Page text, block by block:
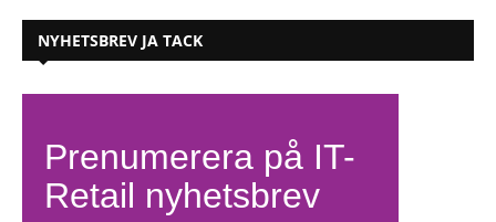
NYHETSBREV JA TACK